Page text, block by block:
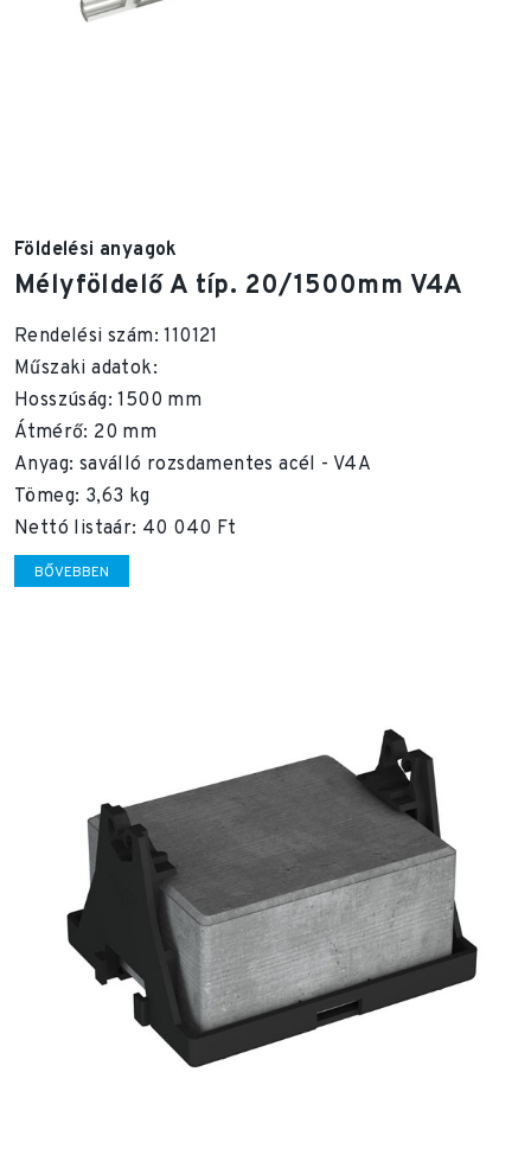
Földelési anyagok
Mélyföldelő A típ. 20/1500mm V4A
Rendelési szám: 110121
Műszaki adatok:
Hosszúság: 1500 mm
Átmérő: 20 mm
Anyag: saválló rozsdamentes acél - V4A
Tömeg: 3,63 kg
Nettó listaár: 40 040 Ft
BŐVEBBEN